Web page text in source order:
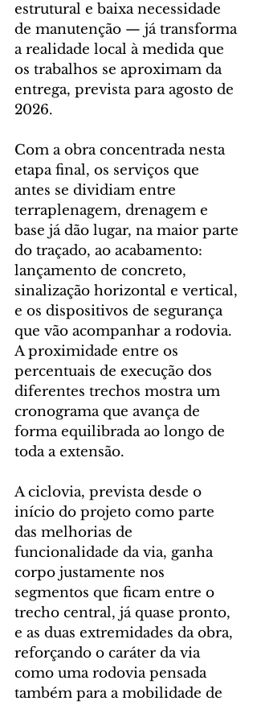
estrutural e baixa necessidade
de manutenção — já transforma
a realidade local à medida que
os trabalhos se aproximam da
entrega, prevista para agosto de
2026.
Com a obra concentrada nesta
etapa final, os serviços que
antes se dividiam entre
terraplenagem, drenagem e
base já dão lugar, na maior parte
do traçado, ao acabamento:
lançamento de concreto,
sinalização horizontal e vertical,
e os dispositivos de segurança
que vão acompanhar a rodovia.
A proximidade entre os
percentuais de execução dos
diferentes trechos mostra um
cronograma que avança de
forma equilibrada ao longo de
toda a extensão.
A ciclovia, prevista desde o
início do projeto como parte
das melhorias de
funcionalidade da via, ganha
corpo justamente nos
segmentos que ficam entre o
trecho central, já quase pronto,
e as duas extremidades da obra,
reforçando o caráter da via
como uma rodovia pensada
também para a mobilidade de